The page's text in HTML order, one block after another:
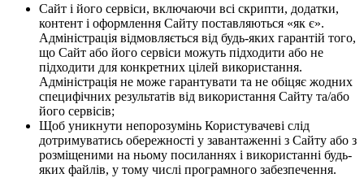
Сайт і його сервіси, включаючи всі скрипти, додатки,
контент і оформлення Сайту поставляються «як є».
Адміністрація відмовляється від будь-яких гарантій того,
що Сайт або його сервіси можуть підходити або не
підходити для конкретних цілей використання.
Адміністрація не може гарантувати та не обіцяє жодних
специфічних результатів від використання Сайту та/або
його сервісів;
Щоб уникнути непорозумінь Користувачеві слід
дотримуватись обережності у завантаженні з Сайту або з
розміщеними на ньому посиланнях і використанні будь-
яких файлів, у тому числі програмного забезпечення.